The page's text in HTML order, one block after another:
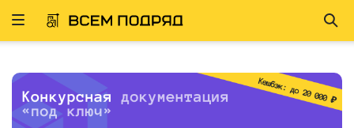
Развернуть